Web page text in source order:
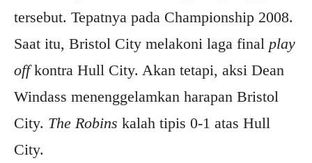
tersebut. Tepatnya pada Championship 2008.
Saat itu, Bristol City melakoni laga final play
offkontra Hull City. Akan tetapi, aksi Dean
Windass menenggelamkan harapan Bristol
City. The Robins kalah tipis 0-1 atas Hull
City.